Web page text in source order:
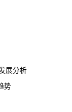
展分析
势